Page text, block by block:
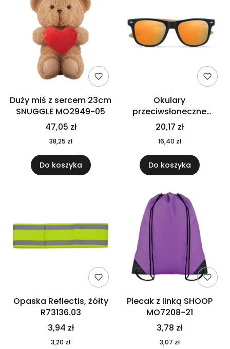
Duży miś z sercem 23cm
SNUGGLE MO2949-05
47,05 zł
38,25 zł
Do koszyka
Okulary
przeciwsłoneczne
CALIFORNIA TOUCH
MO9617-10
20,17 zł
16,40 zł
Do koszyka
Opaska Reflectis, żółty
R73136.03
3,94 zł
3,20 zł
Plecak z linką SHOOP
MO7208-21
3,78 zł
3,07 zł